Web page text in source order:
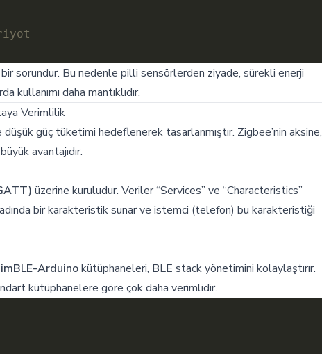
sorundur. Bu nedenle pilli sensörlerden ziyade, sürekli enerji
kullanımı daha mantıklıdır.
Verimlilik
güç tüketimi hedeflenerek tasarlanmıştır. Zigbee’nin aksine,
avantajıdır.
üzerine kuruludur. Veriler “Services” ve “Characteristics”
bir karakteristik sunar ve istemci (telefon) bu karakteristiği
Arduinokütüphaneleri, BLE stack yönetimini kolaylaştırır.
kütüphanelere göre çok daha verimlidir.